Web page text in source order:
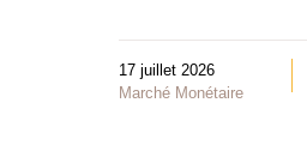
17 juillet 2026
Marché Monétaire